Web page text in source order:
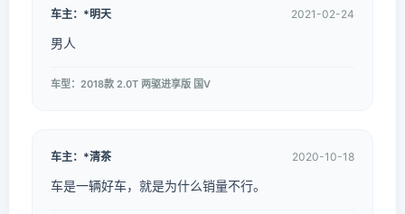
车主：*明天 2021-02-24
男人
车型：2018款 2.0T 两驱进享版 国V
车主：*清茶 2020-10-18
车是一辆好车，就是为什么销量不行。